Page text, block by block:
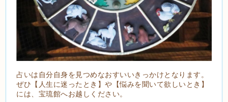
占いは自分自身を見つめなおすいいきっかけとなります。
ぜひ【人生に迷ったとき】や【悩みを聞いて欲しいとき】
には、宝琉館へお越しください。